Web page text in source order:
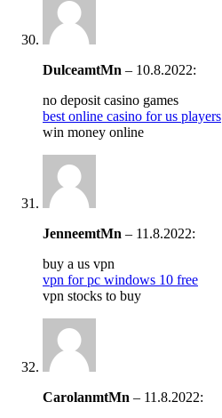
DulceamtMn – 10.8.2022:
no deposit casino games
best online casino for us players
win money online
JenneemtMn – 11.8.2022:
buy a us vpn
vpn for pc windows 10 free
vpn stocks to buy
CarolanmtMn – 11.8.2022: